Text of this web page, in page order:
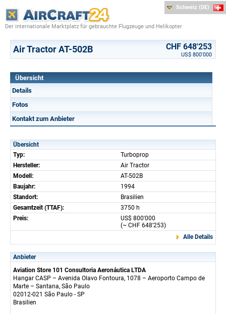
Der internationale Marktplatz für gebrauchte Flugzeuge und Helikopter
Schweiz (DE)
Air Tractor AT-502B CHF 648'253
US$ 800'000
Übersicht
Details
Fotos
Kontakt zum Anbieter
Übersicht
Typ:
Turboprop
Hersteller:
Air Tractor
Modell:
AT-502B
Baujahr:
1994
Standort:
Brasilien
Gesamtzeit (TTAF):
3750 h
Preis:
US$ 800'000
(~ CHF 648'253)
Alle Details
Anbieter
Aviation Store 101 Consultoria Aeronáutica LTDA
Hangar CASP – Avenida Olavo Fontoura, 1078 – Aeroporto Campo de
Marte – Santana, São Paulo
02012-021 São Paulo - SP
Brasilien